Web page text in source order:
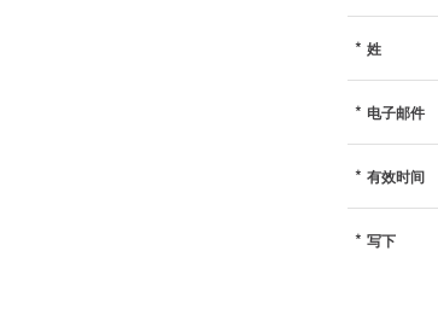
* 姓
* 电子邮件
* 有效时间
* 写下